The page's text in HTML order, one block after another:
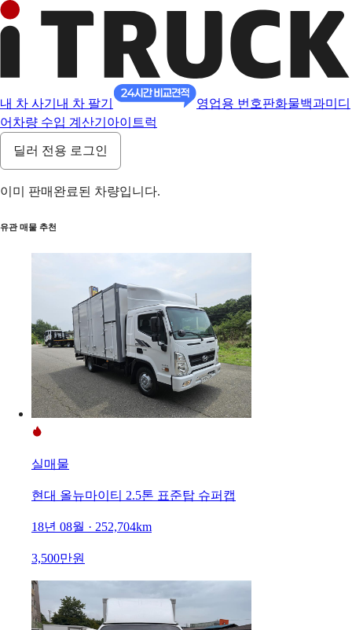
내 차 사기 내 차 팔기 영업용 번호판화물백과미디
어 차량 수입 계산기 아이트럭
딜러 전용 로그인
이미 판매완료된 차량입니다.
유관 매물 추천
실매물
현대 올뉴마이티 2.5톤 표준탑 슈퍼캡
18년 08월 · 252,704km
3,500만원